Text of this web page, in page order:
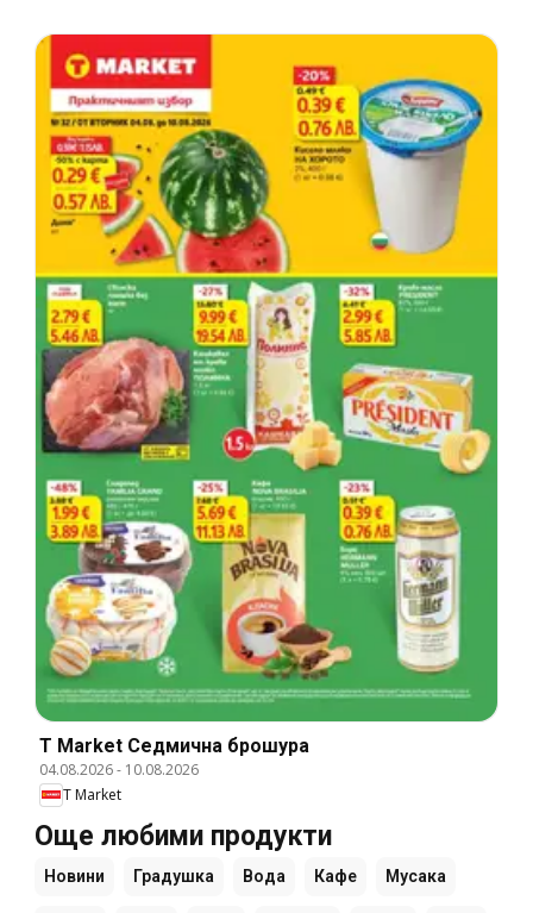
T Market Cедмична брошура
04.08.2026- 10.08.2026
T Market
Още любими продукти
Новини Градушка Вода Кафе Мусака